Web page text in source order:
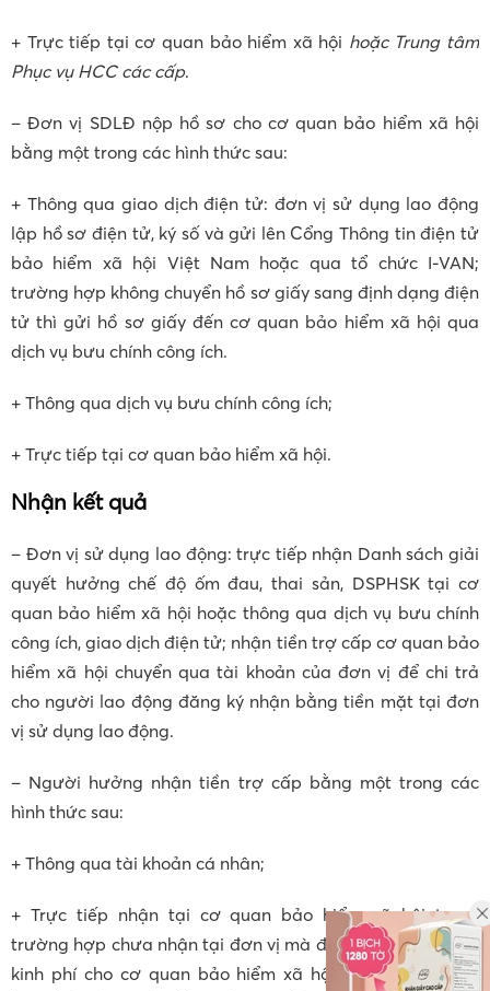
+ Trực tiếp tại cơ quan bảo hiểm xã hội hoặc Trung tâm
Phục vụ HCC các cấp.
– Đơn vị SDLĐ nộp hồ sơ cho cơ quan bảo hiểm xã hội
bằng một trong các hình thức sau:
+ Thông qua giao dịch điện tử: đơn vị sử dụng lao động
lập hồ sơ điện tử, ký số và gửi lên Cổng Thông tin điện tử
bảo hiểm xã hội Việt Nam hoặc qua tổ chức I-VAN;
trường hợp không chuyển hồ sơ giấy sang định dạng điện
tử thì gửi hồ sơ giấy đến cơ quan bảo hiểm xã hội qua
dịch vụ bưu chính công ích.
+ Thông qua dịch vụ bưu chính công ích;
+ Trực tiếp tại cơ quan bảo hiểm xã hội.
Nhận kết quả
– Đơn vị sử dụng lao động: trực tiếp nhận Danh sách giải
quyết hưởng chế độ ốm đau, thai sản, DSPHSK tại cơ
quan bảo hiểm xã hội hoặc thông qua dịch vụ bưu chính
công ích, giao dịch điện tử; nhận tiền trợ cấp cơ quan bảo
hiểm xã hội chuyển qua tài khoản của đơn vị để chi trả
cho người lao động đăng ký nhận bằng tiền mặt tại đơn
vị sử dụng lao động.
– Người hưởng nhận tiền trợ cấp bằng một trong các
hình thức sau:
+ Thông qua tài khoản cá nhân;
+ Trực tiếp nhận tại cơ quan bảo hiểm xã hội trong
trường hợp chưa nhận tại đơn vị mà đơn vị đã chuyển lại
kinh phí cho cơ quan bảo hiểm xã hội và trong trường